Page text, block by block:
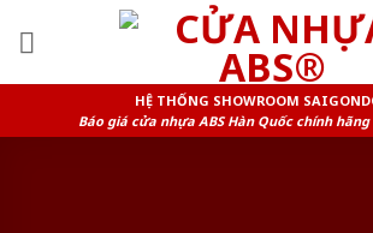
HỆ THỐNG SHOWROOM
Báo giá cửa nhựa ABS Hàn Quốc chính